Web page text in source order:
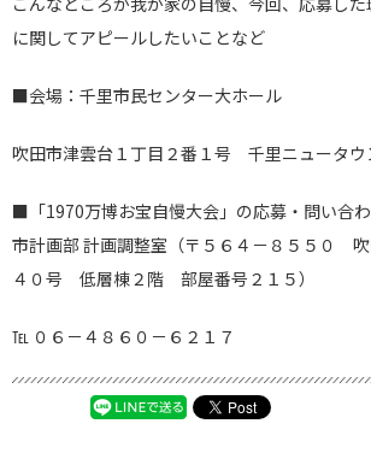
に関してアピールしたいことなど
■会場：千里市民センター大ホール
吹田市津雲台１丁目２番１号 千里ニュータウ
■「1970万博お宝自慢大会」の応募・問い合
市計画部 計画調整室（〒５６４－８５５０
４０号 低層棟２階 部屋番号２１５）
℡ ０６－４８６０－６２１７